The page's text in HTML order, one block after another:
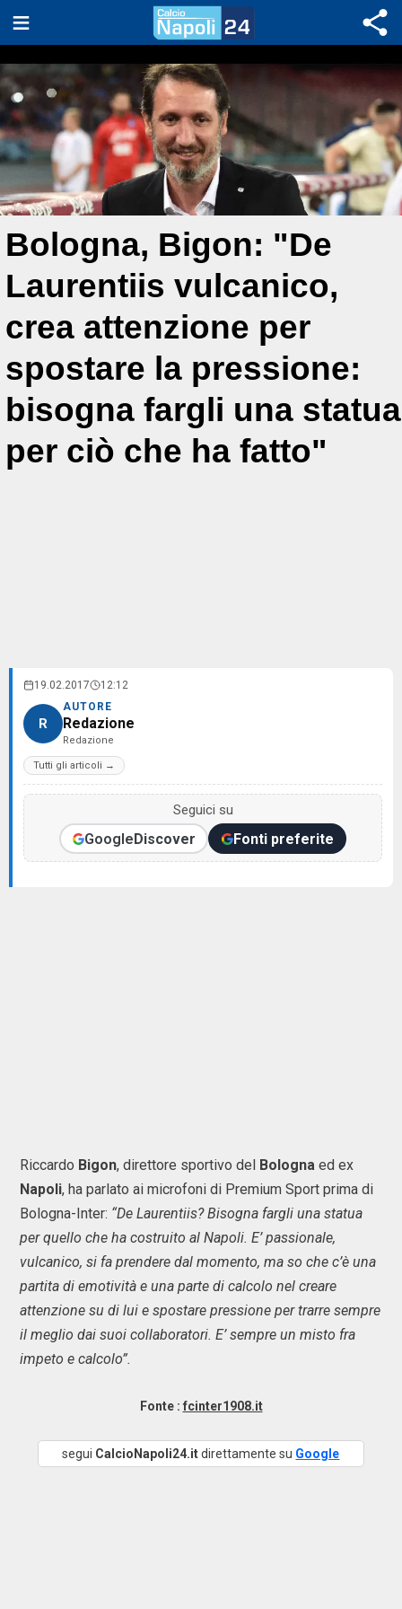
Bologna, Bigon: "De
Laurentiis vulcanico,
crea attenzione per
spostare la pressione:
bisogna fargli una statua
per ciò che ha fatto"
19.02.2017 12:12
R
AUTORE
Redazione
Redazione
Tutti gli articoli →
Seguici su
GoogleDiscover Fonti preferite
Riccardo Bigon, direttore sportivo del Bologna ed ex
Napoli, ha parlato ai microfoni di Premium Sport prima di
Bologna-Inter: “De Laurentiis? Bisogna fargli una statua
per quello che ha costruito al Napoli. E’ passionale,
vulcanico, si fa prendere dal momento, ma so che c’è una
partita di emotività e una parte di calcolo nel creare
attenzione su di lui e spostare pressione per trarre sempre
il meglio dai suoi collaboratori. E’ sempre un misto fra
impeto e calcolo”.
Fonte : fcinter1908.it
segui CalcioNapoli24.itdirettamente su Google